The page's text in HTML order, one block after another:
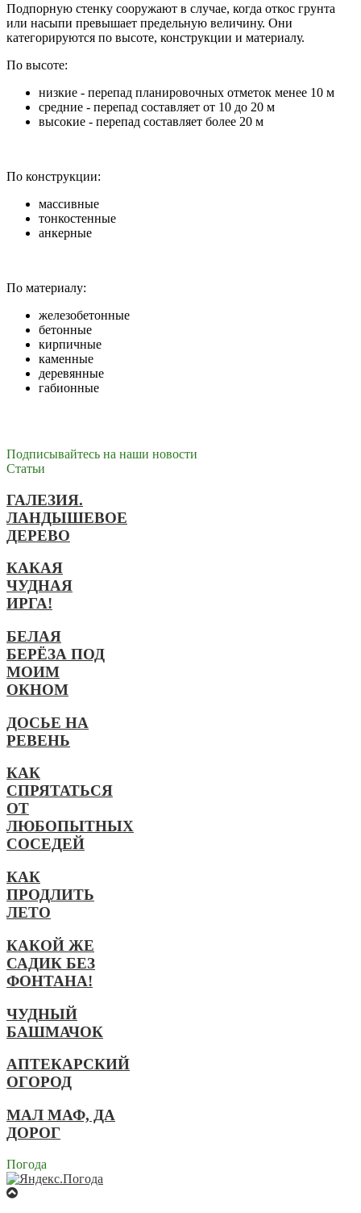
Подпорную стенку сооружают в случае, когда откос грунта
или насыпи превышает предельную величину. Они
категорируются по высоте, конструкции и материалу.
По высоте:
низкие - перепад планировочных отметок менее 10 м
средние - перепад составляет от 10 до 20 м
высокие - перепад составляет более 20 м
По конструкции:
массивные
тонкостенные
анкерные
По материалу:
железобетонные
бетонные
кирпичные
каменные
деревянные
габионные
Подписывайтесь на наши новости
Cтатьи
ГАЛЕЗИЯ.
ЛАНДЫШЕВОЕ
ДЕРЕВО
КАКАЯ
ЧУДНАЯ
ИРГА!
БЕЛАЯ
БЕРЁЗА ПОД
МОИМ
ОКНОМ
ДОСЬЕ НА
РЕВЕНЬ
КАК
СПРЯТАТЬСЯ
ОТ
ЛЮБОПЫТНЫХ
СОСЕДЕЙ
КАК
ПРОДЛИТЬ
ЛЕТО
КАКОЙ ЖЕ
САДИК БЕЗ
ФОНТАНА!
ЧУДНЫЙ
БАШМАЧОК
АПТЕКАРСКИЙ
ОГОРОД
МАЛ МАФ, ДА
ДОРОГ
Погода